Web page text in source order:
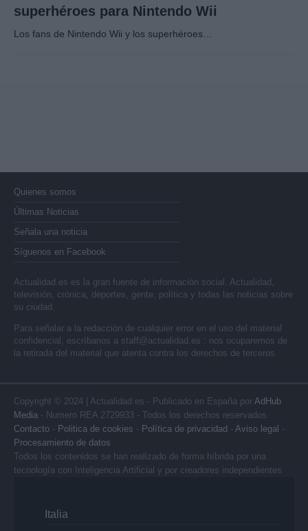
superhéroes para Nintendo Wii
Los fans de Nintendo Wii y los superhéroes…
Quienes somos
Últimas Noticias
Señala una noticia
Síguenos en Facebook
Actualidad.es es la gran fuente de información social. Actualidad,
televisión, crónica, deportes, gente, política y todas las noticias sobre
su ciudad.
Para señalar a la redacción de cualquier error en el uso del material
confidencial, escríbanos a staff@actualidad.es : nos ocuparemos de
la retirada del material que atenta contra los derechos de terceros.
Copyright © 2024 | Actualidad.es - Publicado en España por AdHub
Media - Numero REA 2729933 - Todos los derechos reservados.
Contacto - Politica de cookies - Política de privacidad - Aviso legal -
Procesamiento de datos
Todos los contenidos se han realizado de forma híbrida por una
tecnología con Inteligencia Artificial y por creadores independientes
Italia